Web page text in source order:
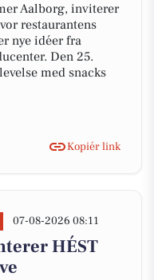
Aalborg, inviterer
restaurantens
nye idéer fra
Den 25.
med snacks
Kopiér link
07-08-2026 08:11
HÉST